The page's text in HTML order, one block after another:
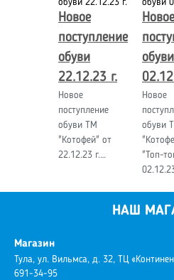
Новое
поступление
обуви
22.12.23 г.
Новое
поступление
обуви ТМ
"Котофей" от
22.12.23 г.…
Новое
обуви
Новое
обуви
"Топ-
НАШ
Магазин
Тула, ул. Вильмса, д. 32, ТЦ
691-34-95